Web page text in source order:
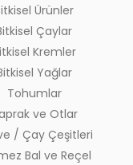
Ürünler
Çaylar
Kremler
Yağlar
Tohumlar
ve Otlar
/ Çay Çeşitleri
Bal ve Reçel